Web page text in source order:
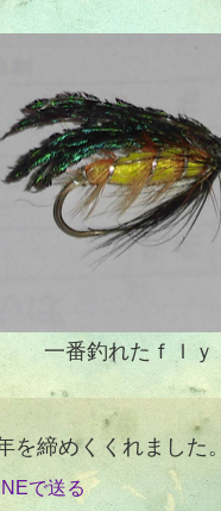
一番釣れたｆｌｙ
を締めくくれました。